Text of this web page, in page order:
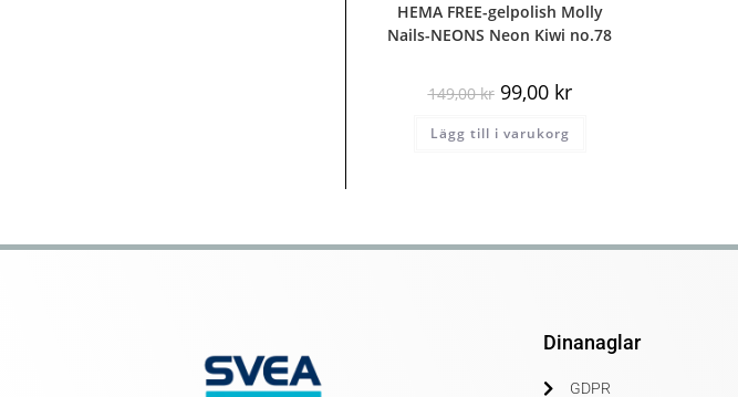
HEMA FREE-gelpolish Molly
Nails-NEONS Neon Kiwi no.78
149,00kr 99,00 kr
Lägg till i varukorg
Dinanaglar
GDPR